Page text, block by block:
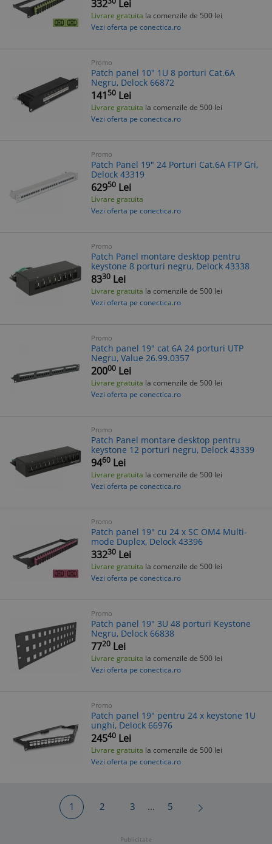
332 Lei
Livrare gratuita la comenzile de 500 lei
Vezi oferta pe conectica.ro
Promo
Patch panel 10" 1U 8 porturi Cat.6A
Negru, Delock 66872
14150 Lei
Livrare gratuita la comenzile de 500 lei
Vezi oferta pe conectica.ro
Promo
Patch Panel 19" 24 Porturi Cat.6A FTP Gri,
Delock 43319
62950 Lei
Livrare gratuita
Vezi oferta pe conectica.ro
Promo
Patch Panel montare desktop pentru
keystone 8 porturi negru, Delock 43338
8330 Lei
Livrare gratuita la comenzile de 500 lei
Vezi oferta pe conectica.ro
Promo
Patch panel 19" cat 6A 24 porturi UTP
Negru, Value 26.99.0357
20000 Lei
Livrare gratuita la comenzile de 500 lei
Vezi oferta pe conectica.ro
Promo
Patch Panel montare desktop pentru
keystone 12 porturi negru, Delock 43339
9460 Lei
Livrare gratuita la comenzile de 500 lei
Vezi oferta pe conectica.ro
Promo
Patch panel 19" cu 24 x SC OM4 Multi-
mode Duplex, Delock 43396
33230 Lei
Livrare gratuita la comenzile de 500 lei
Vezi oferta pe conectica.ro
Promo
Patch panel 19" 3U 48 porturi Keystone
Negru, Delock 66838
7720 Lei
Livrare gratuita la comenzile de 500 lei
Vezi oferta pe conectica.ro
Promo
Patch panel 19" pentru 24 x keystone 1U
unghi, Delock 66976
24540 Lei
Livrare gratuita la comenzile de 500 lei
Vezi oferta pe conectica.ro
1 2 3 ... 5
Publicitate